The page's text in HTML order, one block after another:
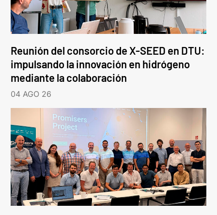
Reunión del consorcio de X-SEED en DTU:
impulsando la innovación en hidrógeno
mediante la colaboración
04 AGO 26